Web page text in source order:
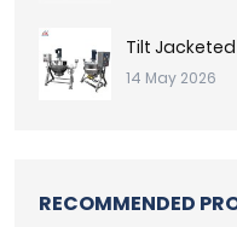
Tilt
14 May 2026
RECOMMENDED